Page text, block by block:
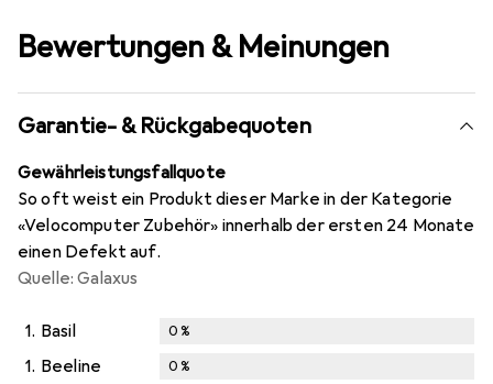
Bewertungen & Meinungen
Garantie- & Rückgabequoten
Gewährleistungsfallquote
So oft weist ein Produkt dieser Marke in der Kategorie
«Velocomputer Zubehör» innerhalb der ersten 24 Monate
einen Defekt auf.
Quelle: Galaxus
1. Basil 0%
1. Beeline 0%